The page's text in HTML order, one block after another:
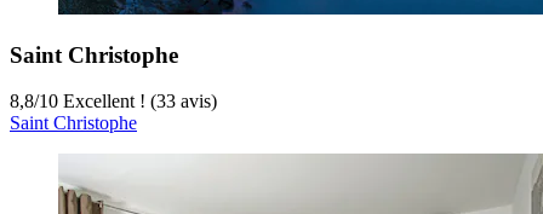
Saint Christophe
8,8/10 Excellent ! (33 avis)
Saint Christophe